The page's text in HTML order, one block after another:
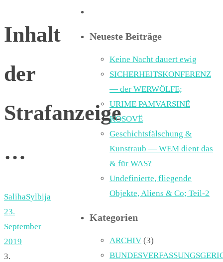
Inhalt
der
Strafanzeige
…
SalihaSylbija
23.
September
2019
3.
Neueste Beiträge
Keine Nacht dauert ewig
SICHERHEITSKONFERENZ
— der WERWÖLFE;
URIME PAMVARSINË
KOSOVË
Geschichtsfälschung &
Kunstraub — WEM dient das
& für WAS?
Undefinierte, fliegende
Objekte, Aliens & Co; Teil-2
Kategorien
ARCHIV (3)